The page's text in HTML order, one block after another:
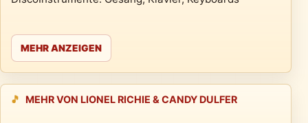
MEHR ANZEIGEN
🎵 MEHR VON LIONEL RICHIE & CANDY DULFER